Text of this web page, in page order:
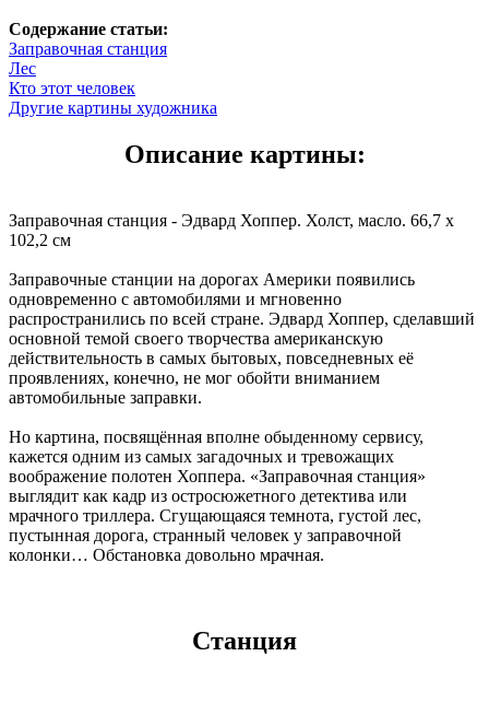
Содержание статьи:
Заправочная станция
Лес
Кто этот человек
Другие картины художника
Описание картины:
Заправочная станция - Эдвард Хоппер. Холст, масло. 66,7 x
102,2 см
Заправочные станции на дорогах Америки появились
одновременно с автомобилями и мгновенно
распространились по всей стране. Эдвард Хоппер, сделавший
основной темой своего творчества американскую
действительность в самых бытовых, повседневных её
проявлениях, конечно, не мог обойти вниманием
автомобильные заправки.
Но картина, посвящённая вполне обыденному сервису,
кажется одним из самых загадочных и тревожащих
воображение полотен Хоппера. «Заправочная станция»
выглядит как кадр из остросюжетного детектива или
мрачного триллера. Сгущающаяся темнота, густой лес,
пустынная дорога, странный человек у заправочной
колонки… Обстановка довольно мрачная.
Станция